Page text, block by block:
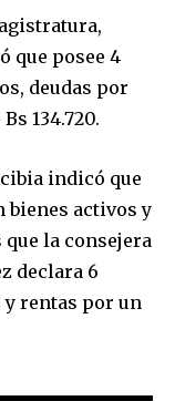
que posee 4
deudas por
134.720.
indicó que
bienes activos y
que la consejera
declara 6
y rentas por un